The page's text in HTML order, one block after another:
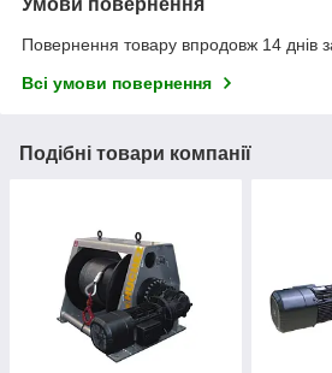
Повернення товару впродовж 14 днів
Всі умови повернення
Подібні товари компанії